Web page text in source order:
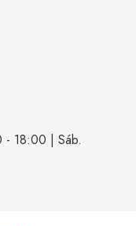
18:00 | Sáb.